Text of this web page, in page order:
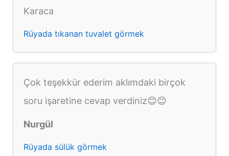
Karaca
Rüyada tıkanan tuvalet görmek
Çok teşekkür ederim aklımdaki birçok
soru işaretine cevap verdiniz😊😊
Nurgül
Rüyada sülük görmek